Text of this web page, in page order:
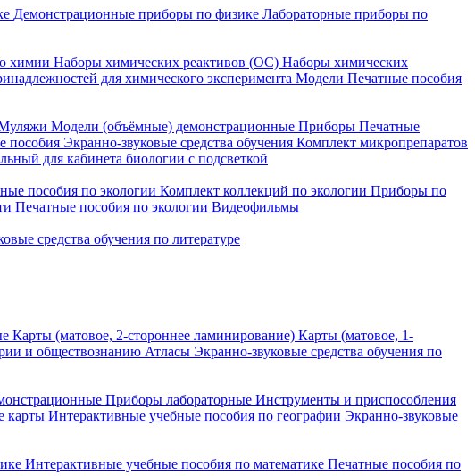
Демонстрационные приборы по физике Лабораторные приборы по
химии Наборы химических реактивов (ОС) Наборы химических
для химического эксперимента Модели Печатные пособия
Модели (объёмные) демонстрационные Приборы Печатные
пособия Экранно-звуковые средства обучения Комплект микропрепаратов
для кабинета биологии с подсветкой
пособия по экологии Комплект коллекций по экологии Приборы по
Печатные пособия по экологии Видеофильмы
средства обучения по литературе
Карты (матовое, 2-стороннее ламинирование) Карты (матовое, 1-
и обществознанию Атласы Экранно-звуковые средства обучения по
Приборы лабораторные Инструменты и приспособления
карты Интерактивные учебные пособия по географии Экранно-звуковые
Интерактивные учебные пособия по математике Печатные пособия по